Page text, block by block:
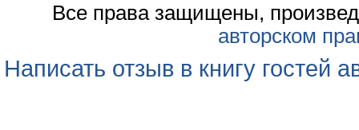
Все права защищены,
авторском
Написать отзыв в книгу гостей